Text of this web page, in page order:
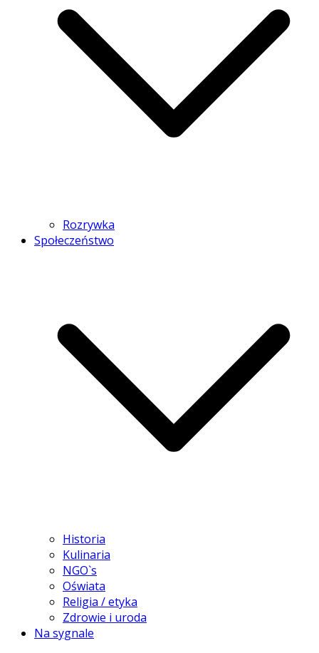
Rozrywka
Społeczeństwo
Historia
Kulinaria
NGO`s
Oświata
Religia / etyka
Zdrowie i uroda
Na sygnale